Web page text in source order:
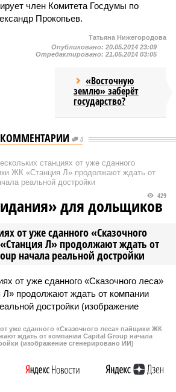
член Комитета Госдумы по
Прокопьев.
Татьяна Нижегородова
Опубликовано: 20.05.2014 23:09
Отредактировано: 21.05.2014 03:05
«Восточную
землю» заберёт
государство?
КОММЕНТАРИИ 0
станциях от уже сданного
ЖК «Станция Л» продолжают ждать от
реальной достройки
от уже сданного «Сказочного
Л» продолжают ждать от
начала реальной достройки
429
для дольщиков
уже сданного «Сказочного леса» пайщики ЖК
ждать от компании Capital Group начала
(изображение сгенерировано ИИ)